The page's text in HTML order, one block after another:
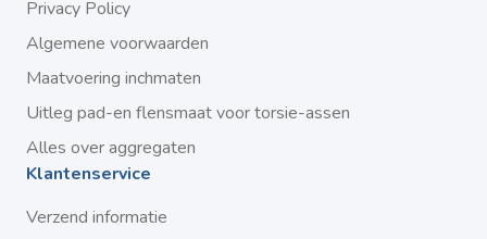
Privacy Policy
Algemene voorwaarden
Maatvoering inchmaten
Uitleg pad-en flensmaat voor torsie-assen
Alles over aggregaten
Klantenservice
Verzend informatie